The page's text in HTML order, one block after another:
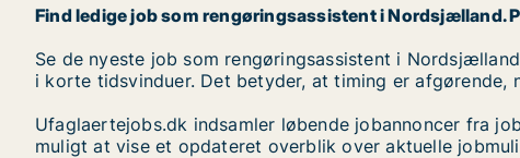
Find ledige job som rengøringsassistent i Nordsjælland.
Se de nyeste job som rengøringsassistent i
i korte tidsvinduer. Det betyder, at timing er afgørende,
Ufaglaertejobs.dk indsamler løbende jobannoncer fra
muligt at vise et opdateret overblik over aktuelle